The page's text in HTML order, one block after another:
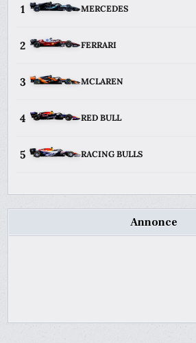
1 MERCEDES
2 FERRARI
3 MCLAREN
4 RED BULL
5 RACING BULLS
Annonce